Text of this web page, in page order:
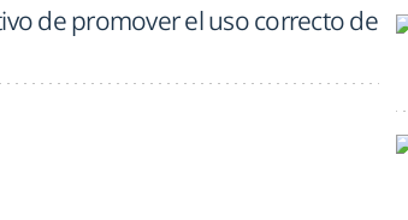
de promover el uso correcto de